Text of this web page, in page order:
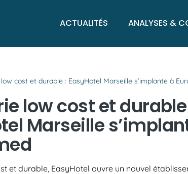
ACTUALITÉS ANALYSES &
cost et durable : EasyHotel Marseille s’implante à
low cost et
Marseille
et durable, EasyHotel ouvre un nouvel